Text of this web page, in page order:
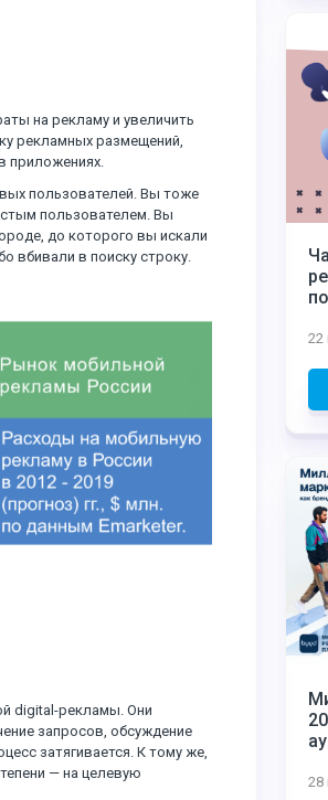
на рекламу и увеличить
рекламных размещений,
приложениях.
пользователей. Вы тоже
пользователем. Вы
до которого вы искали
вбивали в поиску строку.
digital-рекламы. Они
запросов, обсуждение
затягивается. К тому же,
— на целевую
22
28